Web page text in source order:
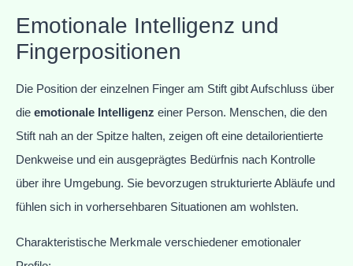
Emotionale Intelligenz und
Fingerpositionen
Die Position der einzelnen Finger am Stift gibt Aufschluss über
die emotionale Intelligenz einer Person. Menschen, die den
Stift nah an der Spitze halten, zeigen oft eine detailorientierte
Denkweise und ein ausgeprägtes Bedürfnis nach Kontrolle
über ihre Umgebung. Sie bevorzugen strukturierte Abläufe und
fühlen sich in vorhersehbaren Situationen am wohlsten.
Charakteristische Merkmale verschiedener emotionaler